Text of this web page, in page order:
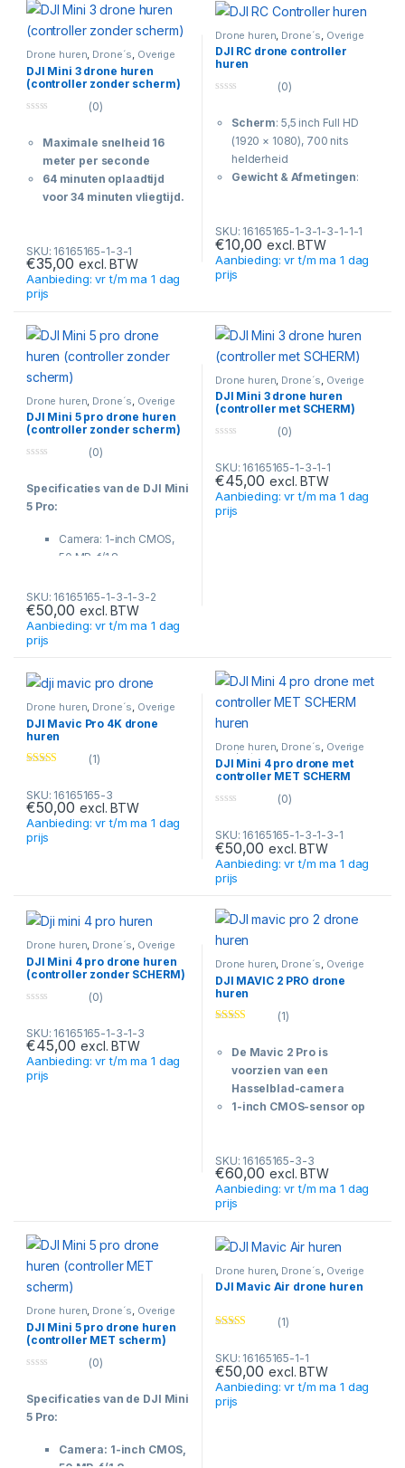
Smart modi:
ActiveTrack, QuickShots,
Waypoints (model
afhankelijk)
Obstacle sensing:3‑ of
6‑richting
afhankelijk)
Transmissiebereik: tot ca.
100 m via Wi‑Fi (zonder
controller)
Drone huren, Drone´s, Overige
producten
DJI Mini 3 drone huren
(controller zonder scherm)
u
f
5
(0)
Maximale snelheid 16
meter per seconde
64 minuten oplaadtijd
voor 34 minuten vliegtijd.
Bedienbaar via
afstandsbediening.
Wi-Fi ingeschakeld.
Benodigde batterijen: 1 x
LiPo (meegeleverd).
SKU: 16165165-1-3-1
€35,00 excl. BTW
Aanbieding: vr t/m ma 1 dag
prijs
Drone huren Drone´s Overige
producten
DJI RC drone controller
huren
u
(0)
Scherm: 5,5 inch Full HD
(1920 × 1080), 700 nits
helderheid
Gewicht & Afmetingen:
Batterij: 5200 mAh, tot 4 uur
gebruik, USB-C opladen
(~1,5 uur)
Frequenties: 2.4 GHz & 5.8
GHz (automatische
schakeling)
Opslag : MicroSD-kaartslot
(tot 512 GB)
Extra
: Ingebouwde DJI Fly-
knoppen
Compatibiliteit : DJI Mini 3,
Mini 3 Pro, Mavic 3, Mavic 3
SKU: 16165165-1-3-1-3-1-1-1
€10,00 excl. BTW
Aanbieding: vr t/m ma 1 dag
prijs
Drone huren Drone´s Overige
producten
DJI Mini 5 pro drone huren
(controller zonder scherm)
u
t
o
(0)
Specificaties van de DJI Mini
5 Pro:
Camera: 1-inch CMOS,
50 MP, f/1.8
bit D-Log M / HLG
Gewicht: ±249 gram (C0
klasse)
accu)
Bereik: tot 20 km (O4+)
Obstakeldetectie: 360°
Gimbal: 3-assig, 225°
Opslag: ±42 GB intern
Functies: ActiveTrack
360°, QuickShots,
SKU: 16165165-1-3-1-3-2
€50,00 excl. BTW
Aanbieding: vr t/m ma 1 dag
prijs
Drone huren Drone´s Overige
producten
DJI Mini 3 drone huren
(controller met SCHERM)
u
t
o
f
5
(0)
SKU: 16165165-1-3-1-1
€45,00 excl. BTW
Aanbieding: vr t/m ma 1 dag
prijs
Drone huren, Drone´s, Overige
producten
DJI Mavic Pro 4K drone
huren
(1)
SKU: 16165165-3
€50,00 excl. BTW
Aanbieding: vr t/m ma 1 dag
prijs
Drone huren, Drone´s, Overige
producten
DJI Mini 4 pro drone met
controller MET SCHERM
u
t
o
f
5
(0)
SKU: 16165165-1-3-1-3-1
€50,00 excl. BTW
Aanbieding: vr t/m ma 1 dag
prijs
Drone huren Drone´s Overige
producten
DJI Mini 4 pro drone huren
(controller zonder SCHERM)
u
t
o
f
5
(0)
SKU: 16165165-1-3-1-3
€45,00 excl. BTW
Aanbieding: vr t/m ma 1 dag
prijs
Drone huren, Drone´s, Overige
producten
DJI MAVIC 2 PRO drone
huren
(1)
De Mavic 2 Pro is
voorzien van een
Hasselblad-camera
1-inch CMOS-sensor op
4K UHD bij 60FPS
Toegang tot 10-bits Dlog-
M-kleurprofiel en 10-bits
F2.8 – F11.
Betere resultaten van
hoge kwaliteit in alle
door het diafragma aan te
Enorm max ISO-bereik
van 3200 tot 12800
SKU: 16165165-3-3
€60,00 excl. BTW
Aanbieding: vr t/m ma 1 dag
prijs
Drone huren, Drone´s, Overige
producten
DJI Mini 5 pro drone huren
(controller MET scherm)
u
o
(0)
Specificaties van de DJI Mini
5 Pro:
Camera: 1-inch CMOS,
Drone huren Drone´s Overige
producten
DJI Mavic Air drone huren
(1)
SKU: 16165165-1-1
€50,00 excl. BTW
Aanbieding: vr t/m ma 1 dag
prijs